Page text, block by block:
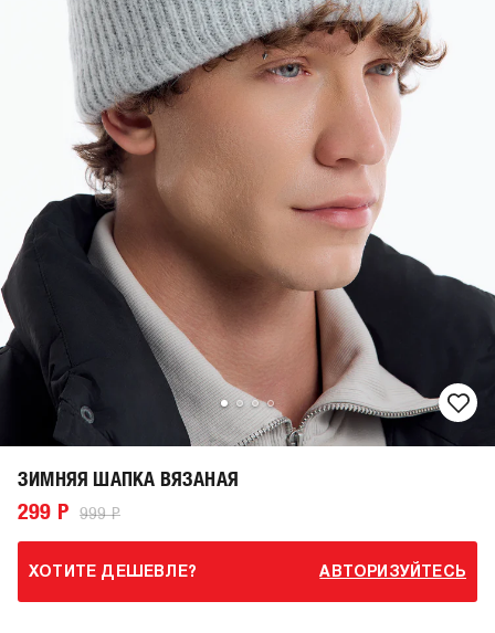
ЗИМНЯЯ ШАПКА ВЯЗАНАЯ
299 Р 999 Р
ХОТИТЕ ДЕШЕВЛЕ? АВТОРИЗУЙТЕСЬ